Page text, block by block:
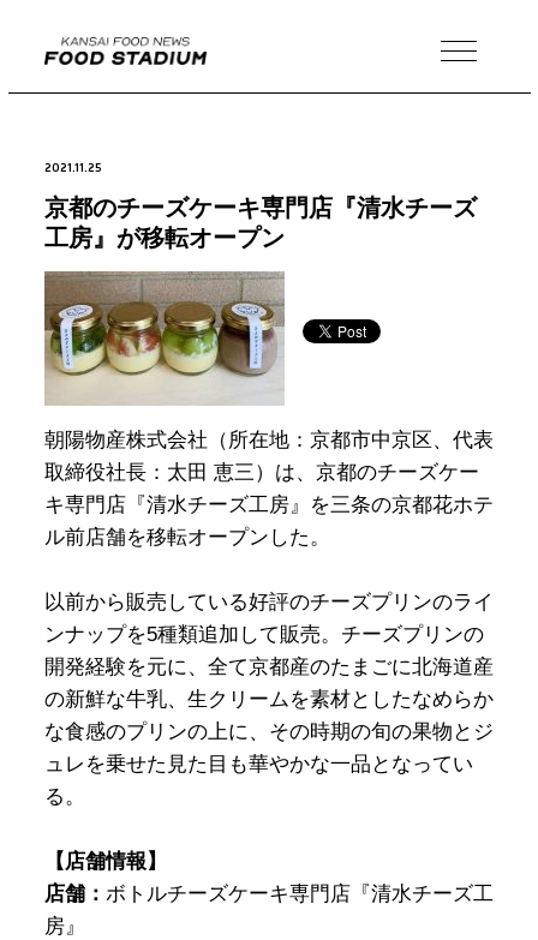
MENU
2021.11.25
京都のチーズケーキ専門店『清水チーズ
工房』が移転オープン
朝陽物産株式会社（所在地：京都市中京区、代表
取締役社長：太田 恵三）は、京都のチーズケー
キ専門店『清水チーズ工房』を三条の京都花ホテ
ル前店舗を移転オープンした。
以前から販売している好評のチーズプリンのライ
ンナップを5種類追加して販売。チーズプリンの
開発経験を元に、全て京都産のたまごに北海道産
の新鮮な牛乳、生クリームを素材としたなめらか
な食感のプリンの上に、その時期の旬の果物とジ
ュレを乗せた見た目も華やかな一品となってい
る。
【店舗情報】
店舗： ボトルチーズケーキ専門店『清水チーズ工
房』